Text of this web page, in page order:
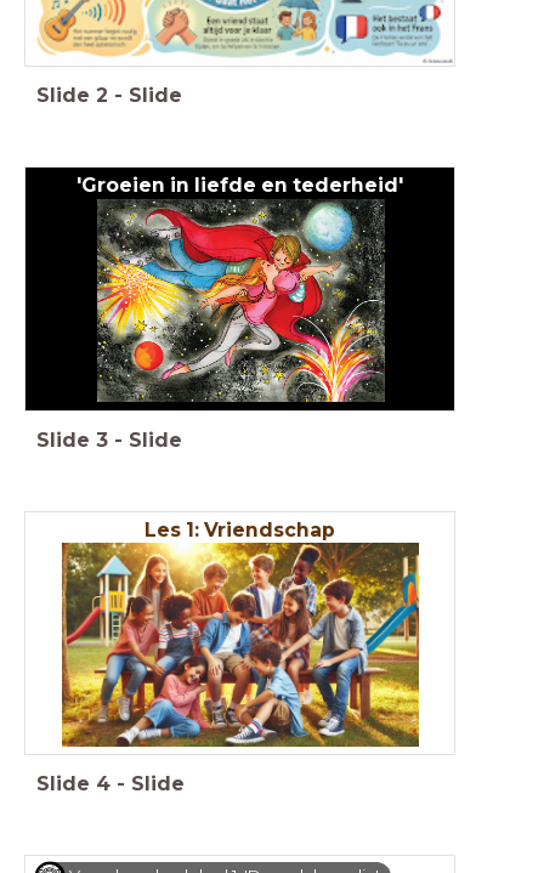
Slide 2 - Slide
'Groeien in liefde en tederheid'
Slide 3 - Slide
Les 1: Vriendschap
Slide 4 - Slide